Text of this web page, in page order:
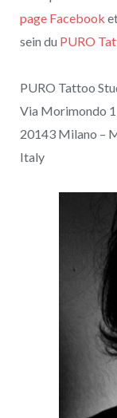
page Facebook
sein du PURO
PURO Tattoo
Via Morimondo 1
20143 Milano –
Italy